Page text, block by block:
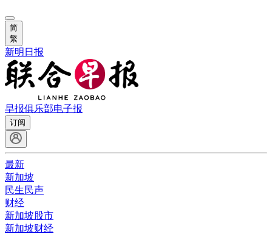
简
繁
新明日报
早报俱乐部电子报
订阅
最新
新加坡
民生民声
财经
新加坡股市
新加坡财经